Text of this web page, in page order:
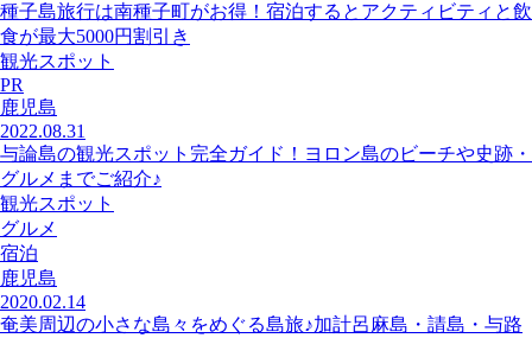
種子島旅行は南種子町がお得！宿泊するとアクティビティと飲
食が最大5000円割引き
観光スポット
PR
鹿児島
2022.08.31
与論島の観光スポット完全ガイド！ヨロン島のビーチや史跡・
グルメまでご紹介♪
観光スポット
グルメ
宿泊
鹿児島
2020.02.14
奄美周辺の小さな島々をめぐる島旅♪加計呂麻島・請島・与路